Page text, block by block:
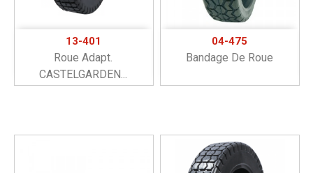
13-401
Roue Adapt.
CASTELGARDEN...
04-475
Bandage De Roue